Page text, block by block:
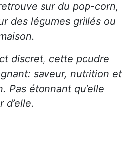
sur du pop-corn,
des légumes grillés ou
discret, cette poudre
saveur, nutrition et
Pas étonnant qu’elle
d’elle.